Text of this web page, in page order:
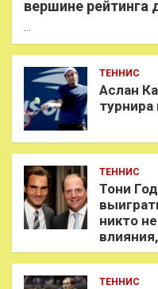
вершине
…
ТЕННИС
Аслан
ТЕННИС
Тони
никто
ТЕННИС